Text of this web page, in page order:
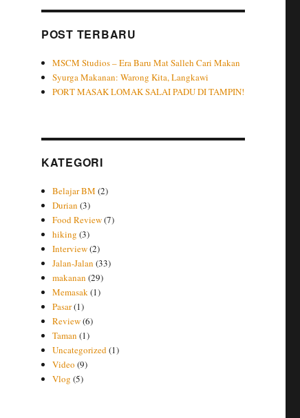
POST TERBARU
MSCM Studios – Era Baru Mat Salleh Cari Makan
Syurga Makanan: Warong Kita, Langkawi
PORT MASAK LOMAK SALAI PADU DI TAMPIN!
KATEGORI
Belajar BM (2)
Durian (3)
Food Review(7)
hiking (3)
Interview(2)
Jalan-Jalan (33)
makanan (29)
Memasak(1)
Pasar(1)
Review(6)
Taman (1)
Uncategorized(1)
Video (9)
Vlog (5)